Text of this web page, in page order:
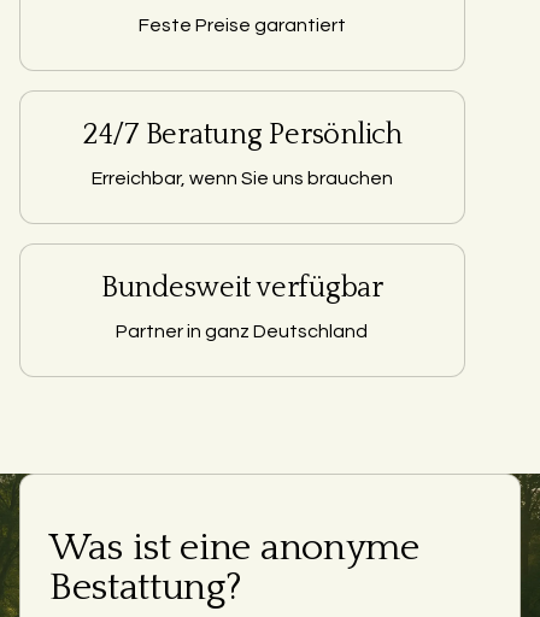
Feste Preise garantiert
24/7 Beratung Persönlich
Erreichbar, wenn Sie uns brauchen
Bundesweit verfügbar
Partner in ganz Deutschland
Was ist eine anonyme
Bestattung?